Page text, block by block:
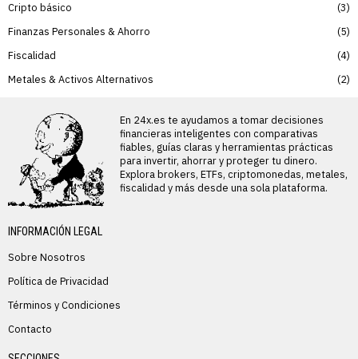
Cripto básico
3
Finanzas Personales & Ahorro
5
Fiscalidad
4
Metales & Activos Alternativos
2
En 24x.es te ayudamos a tomar decisiones
financieras inteligentes con comparativas
fiables, guías claras y herramientas prácticas
para invertir, ahorrar y proteger tu dinero.
Explora brokers, ETFs, criptomonedas, metales,
fiscalidad y más desde una sola plataforma.
INFORMACIÓN LEGAL
Sobre Nosotros
Política de Privacidad
Términos y Condiciones
Contacto